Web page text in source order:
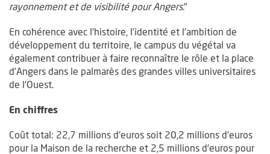
rayonnement et de visibilité pour Angers."
En cohérence avec l’histoire, l’identité et l’ambition de
développement du territoire, le campus du végétal va
également contribuer à faire reconnaître le rôle et la place
d’Angers dans le palmarès des grandes villes universitaires
de l’Ouest.
En chiffres
Coût total: 22,7 millions d’euros soit 20,2 millions d’euros
pour la Maison de la recherche et 2,5 millions d’euros pour